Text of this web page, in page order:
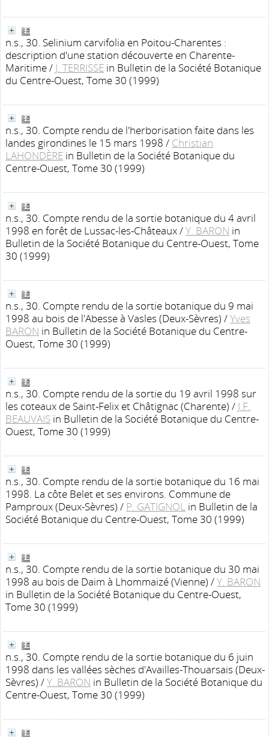
n.s., 30. Selinium carvifolia en Poitou-Charentes :
description d'une station découverte en Charente-
Maritime/ J. TERRISSE in Bulletin de la Société Botanique
du Centre-Ouest, Tome 30 (1999)
n.s., 30. Compte rendu de l'herborisation faite dans les
landes girondines le 15 mars 1998 / Christian
LAHONDÈRE in Bulletin de la Société Botanique du
Centre-Ouest, Tome 30 (1999)
n.s., 30. Compte rendu de la sortie botanique du 4 avril
1998 en forêt de Lussac-les-Châteaux/Y. BARON in
Bulletin de la Société Botanique du Centre-Ouest, Tome
30 (1999)
n.s., 30. Compte rendu de la sortie botanique du 9 mai
1998 au bois de l'Abesse à Vasles (Deux-Sèvres) /Yves
BARON in Bulletin de la Société Botanique du Centre-
Ouest, Tome 30 (1999)
n.s., 30. Compte rendu de la sortie du 19 avril 1998 sur
les coteaux de Saint-Felix et Châtignac (Charente) / J.F.
BEAUVAIS in Bulletin de la Société Botanique du Centre-
Ouest, Tome 30 (1999)
n.s., 30. Compte rendu de la sortie botanique du 16 mai
1998. La côte Belet et ses environs. Commune de
Pamproux (Deux-Sèvres) / P. GATIGNOL in Bulletin de la
Société Botanique du Centre-Ouest, Tome 30 (1999)
n.s., 30. Compte rendu de la sortie botanique du 30 mai
1998 au bois de Daim à Lhommaizé (Vienne) /Y. BARON
in Bulletin de la Société Botanique du Centre-Ouest,
Tome 30 (1999)
n.s., 30. Compte rendu de la sortie botanique du 6 juin
1998 dans les vallées sèches d'Availles-Thouarsais (Deux-
Sèvres) /Y. BARON in Bulletin de la Société Botanique du
Centre-Ouest, Tome 30 (1999)